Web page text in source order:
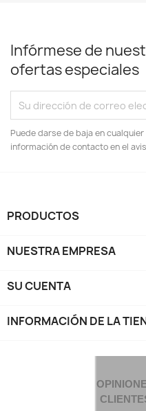
Infórmese de
ofertas especiales
Puede darse de baja en
información de contacto en el
PRODUCTOS
NUESTRA EMPRESA
SU CUENTA
INFORMACIÓN DE LA